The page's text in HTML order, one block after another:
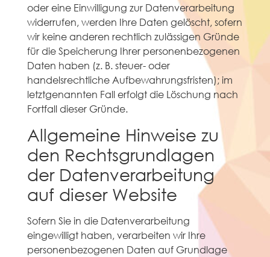
oder eine Einwilligung zur Datenverarbeitung
widerrufen, werden Ihre Daten gelöscht, sofern
wir keine anderen rechtlich zulässigen Gründe
für die Speicherung Ihrer personenbezogenen
Daten haben (z. B. steuer- oder
handelsrechtliche Aufbewahrungsfristen); im
letztgenannten Fall erfolgt die Löschung nach
Fortfall dieser Gründe.
Allgemeine Hinweise zu
den Rechtsgrundlagen
der Datenverarbeitung
auf dieser Website
Sofern Sie in die Datenverarbeitung
eingewilligt haben, verarbeiten wir Ihre
personenbezogenen Daten auf Grundlage